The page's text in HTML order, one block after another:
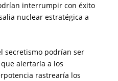
interrumpir con éxito
nuclear estratégica a
secretismo podrían ser
alertaría a los
rastrearía los